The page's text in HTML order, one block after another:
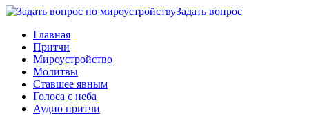
Задать вопрос
Главная
Притчи
Мироустройство
Молитвы
Ставшее явным
Голоса с неба
Аудио притчи